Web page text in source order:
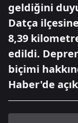
geldiğini
Datça
8,39
edildi.
biçimi
Haber'de